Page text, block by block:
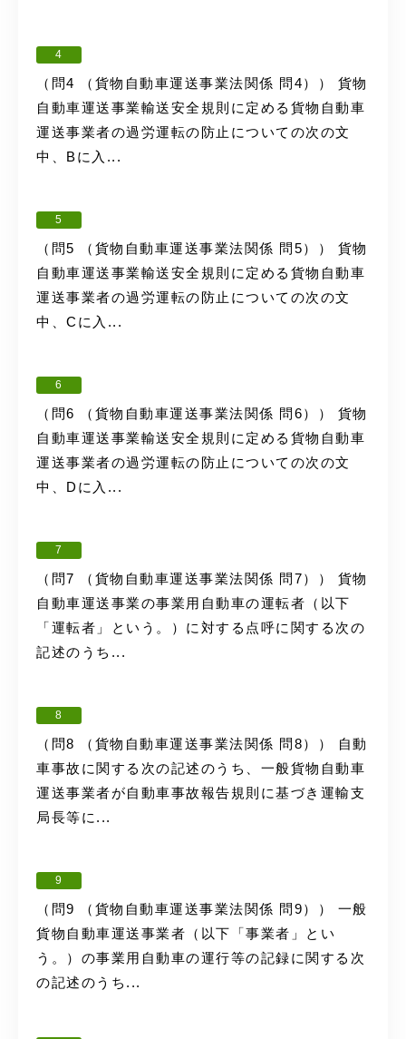
4
（問4 （貨物自動車運送事業法関係 問4）） 貨物
自動車運送事業輸送安全規則に定める貨物自動車
運送事業者の過労運転の防止についての次の文
中、Bに入...
5
（問5 （貨物自動車運送事業法関係 問5）） 貨物
自動車運送事業輸送安全規則に定める貨物自動車
運送事業者の過労運転の防止についての次の文
中、Cに入...
6
（問6 （貨物自動車運送事業法関係 問6）） 貨物
自動車運送事業輸送安全規則に定める貨物自動車
運送事業者の過労運転の防止についての次の文
中、Dに入...
7
（問7 （貨物自動車運送事業法関係 問7）） 貨物
自動車運送事業の事業用自動車の運転者（以下
「運転者」という。）に対する点呼に関する次の
記述のうち...
8
（問8 （貨物自動車運送事業法関係 問8）） 自動
車事故に関する次の記述のうち、一般貨物自動車
運送事業者が自動車事故報告規則に基づき運輸支
局長等に...
9
（問9 （貨物自動車運送事業法関係 問9）） 一般
貨物自動車運送事業者（以下「事業者」とい
う。）の事業用自動車の運行等の記録に関する次
の記述のうち...